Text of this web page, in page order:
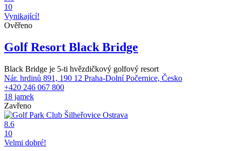
10
Vynikající!
Ověřeno
Golf Resort Black Bridge
Black Bridge je 5-ti hvězdičkový golfový resort
Nár. hrdinů 891, 190 12 Praha-Dolní Počernice, Česko
+420 246 067 800
18 jamek
Zavřeno
8.6
10
Velmi dobré!